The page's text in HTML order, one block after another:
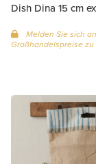
Dish Dina 15 cm
Melden Sie sich
Großhandelspreise zu